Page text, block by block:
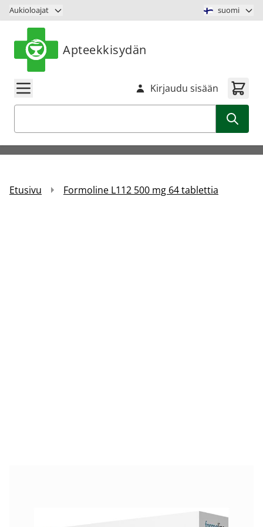
Siirry sisältöön
Aukioloajat suomi
Apteekkisydän
Kirjaudu sisään
Etusivu Formoline L112 500 mg 64 tablettia